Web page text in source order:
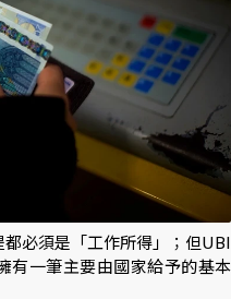
必須是「工作所得」；但UBI
有一筆主要由國家給予的基本